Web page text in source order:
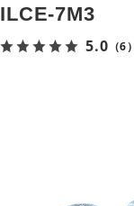
ILCE-7M3
5.0 （6）